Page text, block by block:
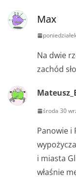
Max
Na dwie
zachód
środa 30
Panowie i
i miasta
właśnie